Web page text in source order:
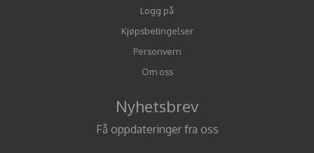
Logg på
Kjøpsbetingelser
Personvern
Om oss
Nyhetsbrev
Få oppdateringer fra oss